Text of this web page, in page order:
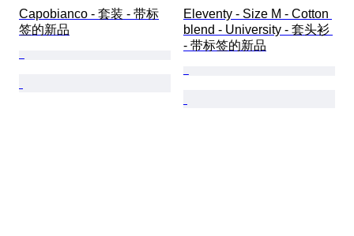
Capobianco - 套装 - 带标
签的新品
Eleventy - Size M - Cotton
blend - University - 套头衫
- 带标签的新品